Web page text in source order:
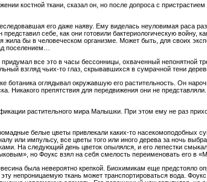
костной ткани, сказал он, но после допроса с
его даже наяву. Ему виделась неуловимая раса
себе, как они готовили бактериологическую войну,
жила бы в человеческом организме. Может быть, для своих
поселением…
все это в часы бессонницы, охваченный непонятной
взгляд чьих-то глаз, скрывавшихся в сумрачной тени
оглядывал окружавшую его растительность. Он
Никакого препятствия для передвижения они не
растительного мира Малышки. При этом ему не раз
белые цветы привлекали каких-то насекомоподобных
или импульсу, все цветы того или иного дерева за ночь
На следующий день цветок опылялся, и его лепестки
но Фоукс взял на себя смелость переименовать его в
была невероятно крепкой. Биохимикам еще предстояло
непроницаемую ткань может транспортироваться вода.